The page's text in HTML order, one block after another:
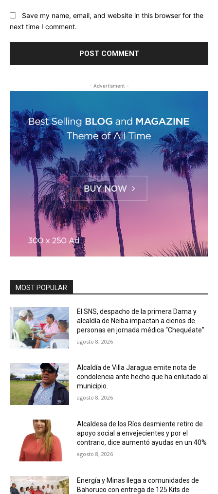
Save my name, email, and website in this browser for the
next time I comment.
- Advertisment -
MOST POPULAR
El SNS, despacho de la primera Dama y
alcaldía de Neiba impactan a cienos de
personas en jornada médica “Chequéate”
agosto 8, 2026
Alcaldía de Villa Jaragua emite nota de
condolencia ante hecho que ha enlutado al
municipio.
agosto 8, 2026
Alcaldesa de los Ríos desmiente retiro de
apoyo social a envejecientes y por el
contrario, dice aumentó ayudas en un 40%
agosto 8, 2026
Energía y Minas llega a comunidades de
Bahoruco con entrega de 125 Kits de